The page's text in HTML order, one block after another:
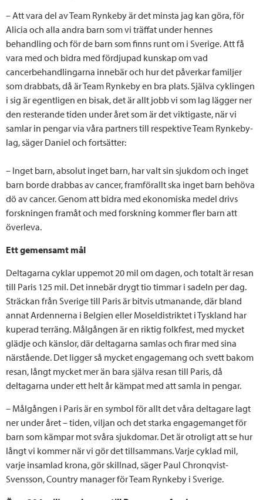
– Att vara del av Team Rynkeby är det minsta jag kan göra, för
Alicia och alla andra barn som vi träffat under hennes
behandling och för de barn som finns runt om i Sverige. Att få
vara med och bidra med fördjupad kunskap om vad
cancerbehandlingarna innebär och hur det påverkar familjer
som drabbats, då är Team Rynkeby en bra plats. Själva cyklingen
i sig är egentligen en bisak, det är allt jobb vi som lag lägger ner
den resterande tiden under året som är det viktigaste, när vi
samlar in pengar via våra partners till respektive Team Rynkeby-
lag, säger Daniel och fortsätter:
– Inget barn, absolut inget barn, har valt sin sjukdom och inget
barn borde drabbas av cancer, framförallt ska inget barn behöva
dö av cancer. Genom att bidra med ekonomiska medel drivs
forskningen framåt och med forskning kommer fler barn att
överleva.
Ett gemensamt mål
Deltagarna cyklar uppemot 20 mil om dagen, och totalt är resan
till Paris 125 mil. Det innebär drygt tio timmar i sadeln per dag.
Sträckan från Sverige till Paris är bitvis utmanande, där bland
annat Ardennerna i Belgien eller Moseldistriktet i Tyskland har
kuperad terräng. Målgången är en riktig folkfest, med mycket
glädje och känslor, där deltagarna samlas och firar med sina
närstående. Det ligger så mycket engagemang och svett bakom
resan, långt mycket mer än bara själva resan till Paris, då
deltagarna under ett helt år kämpat med att samla in pengar.
– Målgången i Paris är en symbol för allt det våra deltagare lagt
ner under året – tiden, viljan och det starka engagemanget för
barn som kämpar mot svåra sjukdomar. Det är otroligt att se hur
långt vi kommer när vi gör det tillsammans. Varje cyklad mil,
varje insamlad krona, gör skillnad, säger Paul Chronqvist-
Svensson, Country manager för Team Rynkeby i Sverige.